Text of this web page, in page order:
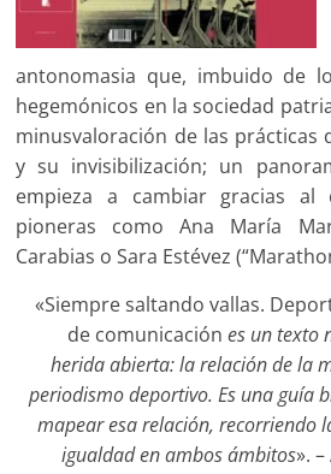
antonomasia que, imbuido de
hegemónicos en la sociedad
minusvaloración de las prácticas
y su invisibilización; un
empieza a cambiar gracias
pioneras como Ana María
Carabias o Sara Estévez
«Siempre saltando vallas.
de comunicación es un texto
herida abierta: la relación de la
periodismo deportivo. Es una guía
mapear esa relación, recorriendo
igualdad en ambos ámbitos».